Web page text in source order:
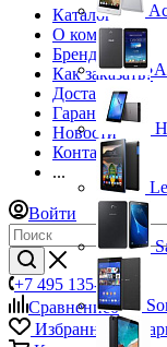
Каталог
О компании
Бренды
Как заказать?
Доставка
Гарантия
Новости
Контакты
...
Войти
+7 495 135-39-43
Сравнение0
Избранные